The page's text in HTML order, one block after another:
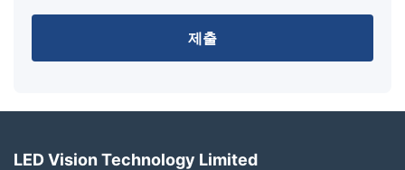
제출
LED Vision Technology Limited